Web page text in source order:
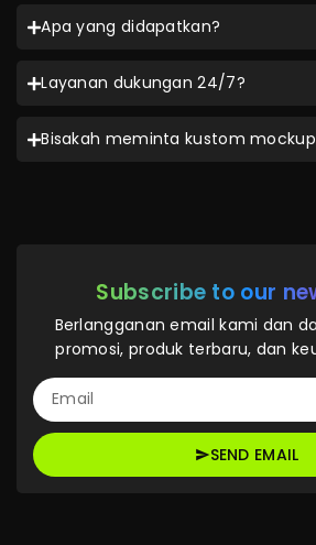
Apa yang didapatkan?
Layanan dukungan 24/7?
Bisakah meminta kustom
Subscribe to our
Berlangganan email kami dan
promosi, produk terbaru, dan
SEND EMAIL